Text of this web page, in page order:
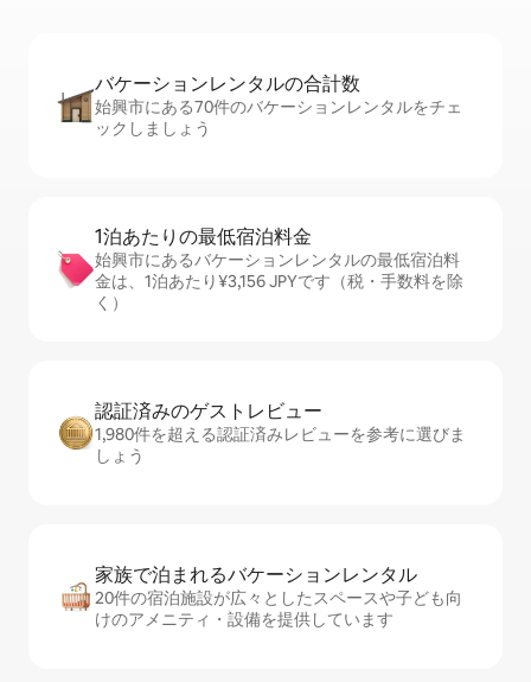
バケーションレ⁠ン⁠タ⁠ル⁠の合⁠計⁠数
始興市にある70件のバケーションレンタルをチェ
ックしましょう
1泊あたりの最⁠低⁠宿⁠泊⁠料⁠金
始興市にあるバケーションレンタルの最低宿泊料
金は、1泊あたり¥3,156 JPYです（税・手数料を除
く）
認証済みのゲ⁠ス⁠ト⁠レ⁠ビ⁠ュ⁠ー
1,980件を超える認証済みレビューを参考に選びま
しょう
家族で泊まれるバ⁠ケ⁠ー⁠シ⁠ョ⁠ンレ⁠ン⁠タ⁠ル
20件の宿泊施設が広々としたスペースや子ども向
けのアメニティ・設備を提供しています